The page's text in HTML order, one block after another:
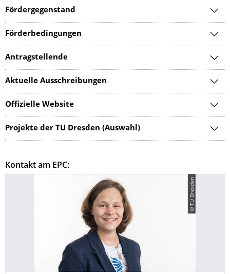
Fördergegenstand
Förderbedingungen
Antragstellende
Aktuelle Ausschreibungen
Offizielle Website
Projekte der TU Dresden (Auswahl)
Kontakt am EPC:
© TU Dresden